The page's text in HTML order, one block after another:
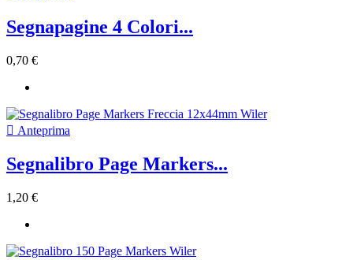
Segnapagine 4 Colori...
0,70 €
 Anteprima
Segnalibro Page Markers...
1,20 €